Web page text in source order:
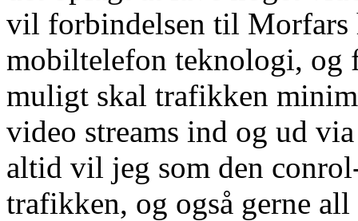
vil forbindelsen til Morfars
mobiltelefon teknologi, og
muligt skal trafikken
video streams ind og ud
altid vil jeg som den
trafikken, og også gerne